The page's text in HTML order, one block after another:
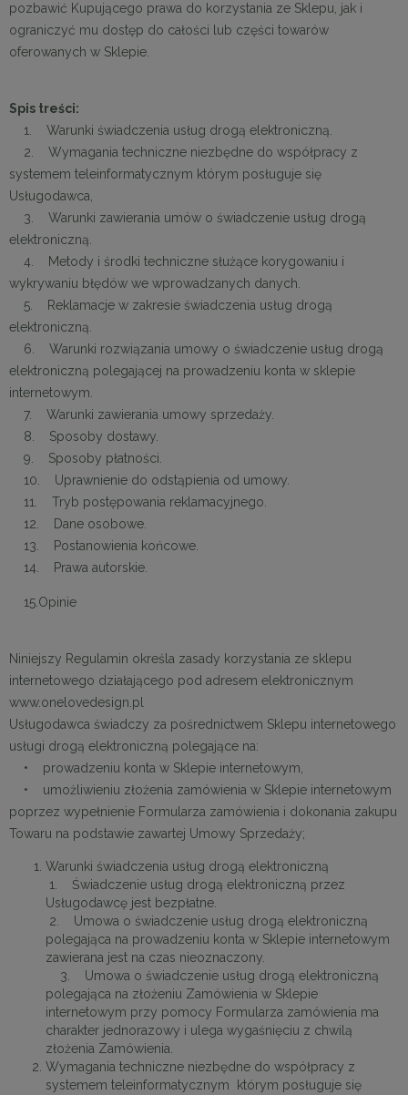
pozbawić Kupującego prawa do korzystania ze Sklepu, jak i
ograniczyć mu dostęp do całości lub części towarów
oferowanych w Sklepie.
Spis treści:
1. Warunki świadczenia usług drogą elektroniczną.
2. Wymagania techniczne niezbędne do współpracy z
systemem teleinformatycznym którym posługuje się
Usługodawca,
3. Warunki zawierania umów o świadczenie usług drogą
elektroniczną.
4. Metody i środki techniczne służące korygowaniu i
wykrywaniu błędów we wprowadzanych danych.
5. Reklamacje w zakresie świadczenia usług drogą
elektroniczną.
6. Warunki rozwiązania umowy o świadczenie usług drogą
elektroniczną polegającej na prowadzeniu konta w sklepie
internetowym.
7. Warunki zawierania umowy sprzedaży.
8. Sposoby dostawy.
9. Sposoby płatności.
10. Uprawnienie do odstąpienia od umowy.
11. Tryb postępowania reklamacyjnego.
12. Dane osobowe.
13. Postanowienia końcowe.
14. Prawa autorskie.
15.Opinie
Niniejszy Regulamin określa zasady korzystania ze sklepu
internetowego działającego pod adresem elektronicznym
www.onelovedesign.pl
Usługodawca świadczy za pośrednictwem Sklepu internetowego
usługi drogą elektroniczną polegające na:
• prowadzeniu konta w Sklepie internetowym,
• umożliwieniu złożenia zamówienia w Sklepie internetowym
poprzez wypełnienie Formularza zamówienia i dokonania zakupu
Towaru na podstawie zawartej Umowy Sprzedaży;
Warunki świadczenia usług drogą elektroniczną
1. Świadczenie usług drogą elektroniczną przez
Usługodawcę jest bezpłatne.
2. Umowa o świadczenie usług drogą elektroniczną
polegająca na prowadzeniu konta w Sklepie internetowym
zawierana jest na czas nieoznaczony.
3. Umowa o świadczenie usług drogą elektroniczną
polegająca na złożeniu Zamówienia w Sklepie
internetowym przy pomocy Formularza zamówienia ma
charakter jednorazowy i ulega wygaśnięciu z chwilą
złożenia Zamówienia.
Wymagania techniczne niezbędne do współpracy z
systemem teleinformatycznym którym posługuje się